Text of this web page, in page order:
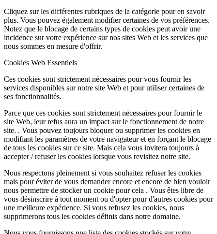
Cliquez sur les différentes rubriques de la catégorie pour en savoir
plus. Vous pouvez également modifier certaines de vos préférences.
Notez que le blocage de certains types de cookies peut avoir une
incidence sur votre expérience sur nos sites Web et les services que
nous sommes en mesure d'offrir.
Cookies Web Essentiels
Ces cookies sont strictement nécessaires pour vous fournir les
services disponibles sur notre site Web et pour utiliser certaines de
ses fonctionnalités.
Parce que ces cookies sont strictement nécessaires pour fournir le
site Web, leur refus aura un impact sur le fonctionnement de notre
site. . Vous pouvez toujours bloquer ou supprimer les cookies en
modifiant les paramètres de votre navigateur et en forçant le blocage
de tous les cookies sur ce site. Mais cela vous invitera toujours à
accepter / refuser les cookies lorsque vous revisitez notre site.
Nous respectons pleinement si vous souhaitez refuser les cookies
mais pour éviter de vous demander encore et encore de bien vouloir
nous permettre de stocker un cookie pour cela . Vous êtes libre de
vous désinscrire à tout moment ou d'opter pour d'autres cookies pour
une meilleure expérience. Si vous refusez les cookies, nous
supprimerons tous les cookies définis dans notre domaine.